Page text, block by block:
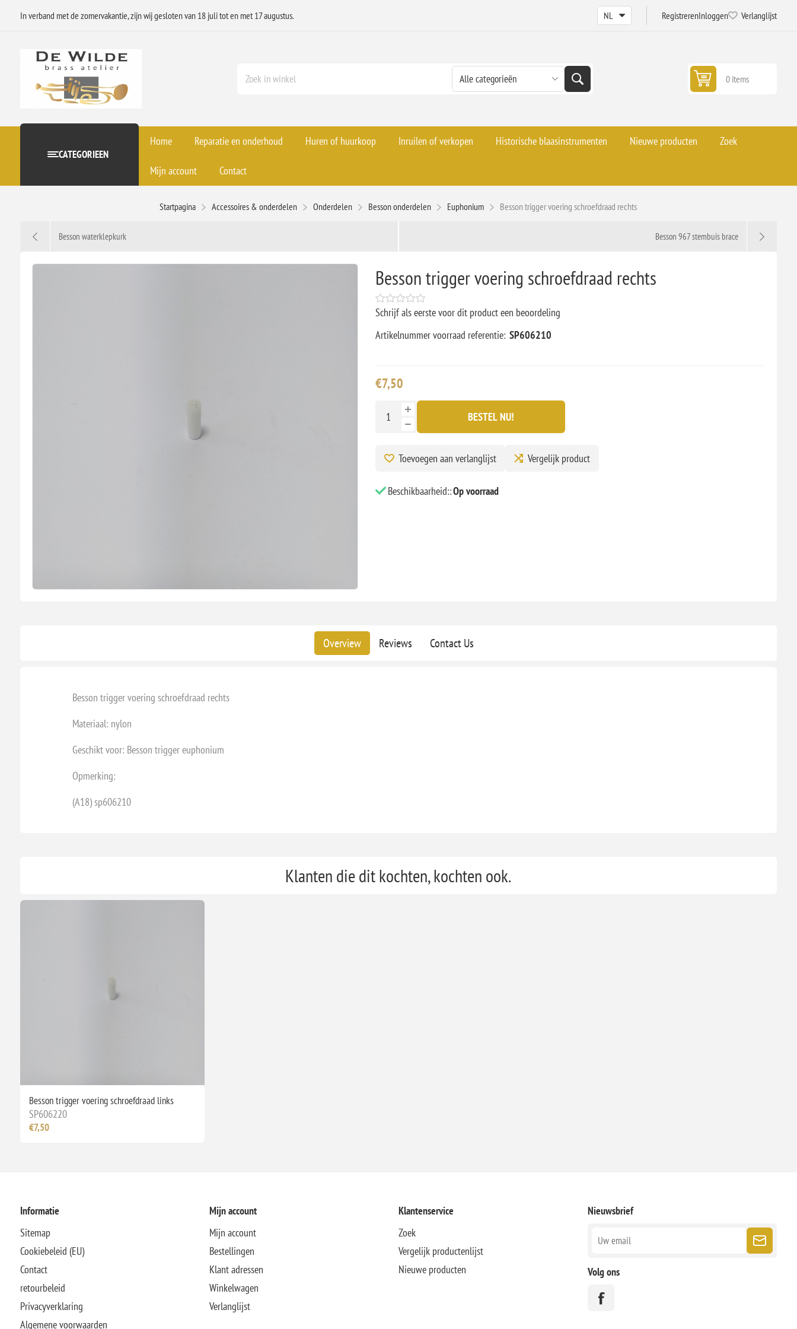
In verband met de zomervakantie, zijn wij gesloten van 18 juli tot en met 17 augustus. RegistrerenInloggen Verlanglijst
0 items
CATEGORIEEN
Home Reparatie en onderhoud Huren of huurkoop Inruilen of verkopen Historische blaasinstrumenten Nieuwe producten Zoek
Mijn account Contact
Startpagina Accessoires & onderdelen Onderdelen Besson onderdelen Euphonium Besson trigger voering schroefdraad rechts
Besson waterklepkurk Besson 967 stembuis brace
Besson trigger voering schroefdraad rechts
Schrijf als eerste voor dit product een beoordeling
Artikelnummer voorraad referentie: SP606210
€7,50
BESTEL NU!
Toevoegen aan verlanglijst Vergelijk product
Beschikbaarheid::Op voorraad
Overview Reviews Contact Us
Besson trigger voering schroefdraad rechts
Materiaal: nylon
Geschikt voor: Besson trigger euphonium
Opmerking:
(A18) sp606210
Klanten die dit kochten, kochten ook.
Besson trigger voering schroefdraad links
SP606220
€7,50
Informatie
Sitemap
Cookiebeleid (EU)
Contact
retourbeleid
Privacyverklaring
Algemene voorwaarden
Mijn account
Mijn account
Bestellingen
Klant adressen
Winkelwagen
Verlanglijst
Klantenservice
Zoek
Vergelijk productenlijst
Nieuwe producten
Nieuwsbrief
Volg ons